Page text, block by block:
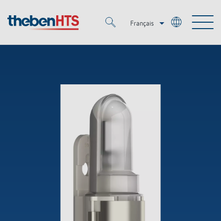
Français
Deutsch
Smart Home
Détecteurs de présence et de mouvement
Solutions OEM
OEM Experts
Références
Contrôle du temps et de la lumière
Commande d'éclairage DALI-2